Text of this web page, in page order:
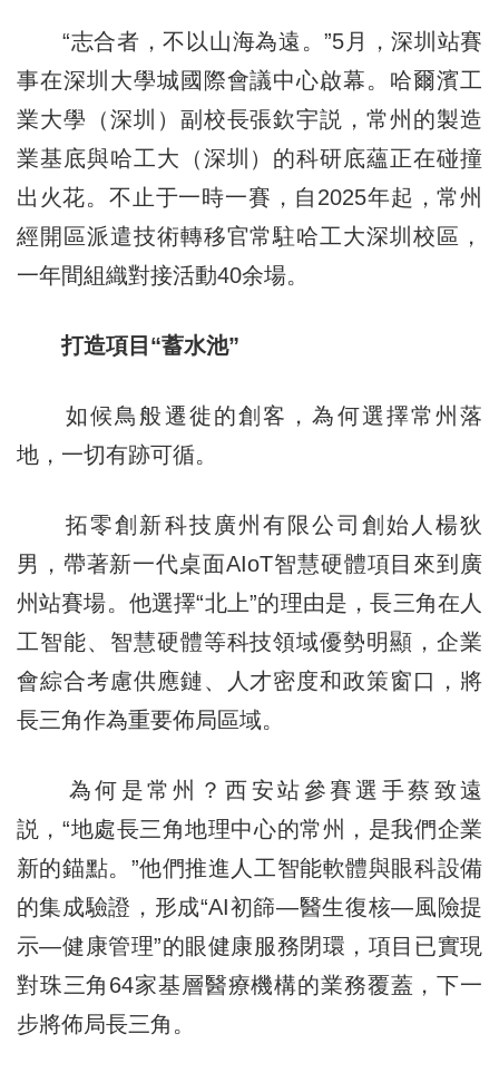
“志合者，不以山海為遠。”5月，深圳站賽
事在深圳大學城國際會議中心啟幕。哈爾濱工
業大學（深圳）副校長張欽宇説，常州的製造
業基底與哈工大（深圳）的科研底蘊正在碰撞
出火花。不止于一時一賽，自2025年起，常州
經開區派遣技術轉移官常駐哈工大深圳校區，
一年間組織對接活動40余場。
打造項目“蓄水池”
如候鳥般遷徙的創客，為何選擇常州落
地，一切有跡可循。
拓零創新科技廣州有限公司創始人楊狄
男，帶著新一代桌面AIoT智慧硬體項目來到廣
州站賽場。他選擇“北上”的理由是，長三角在人
工智能、智慧硬體等科技領域優勢明顯，企業
會綜合考慮供應鏈、人才密度和政策窗口，將
長三角作為重要佈局區域。
為何是常州？西安站參賽選手蔡致遠
説，“地處長三角地理中心的常州，是我們企業
新的錨點。”他們推進人工智能軟體與眼科設備
的集成驗證，形成“AI初篩—醫生復核—風險提
示—健康管理”的眼健康服務閉環，項目已實現
對珠三角64家基層醫療機構的業務覆蓋，下一
步將佈局長三角。